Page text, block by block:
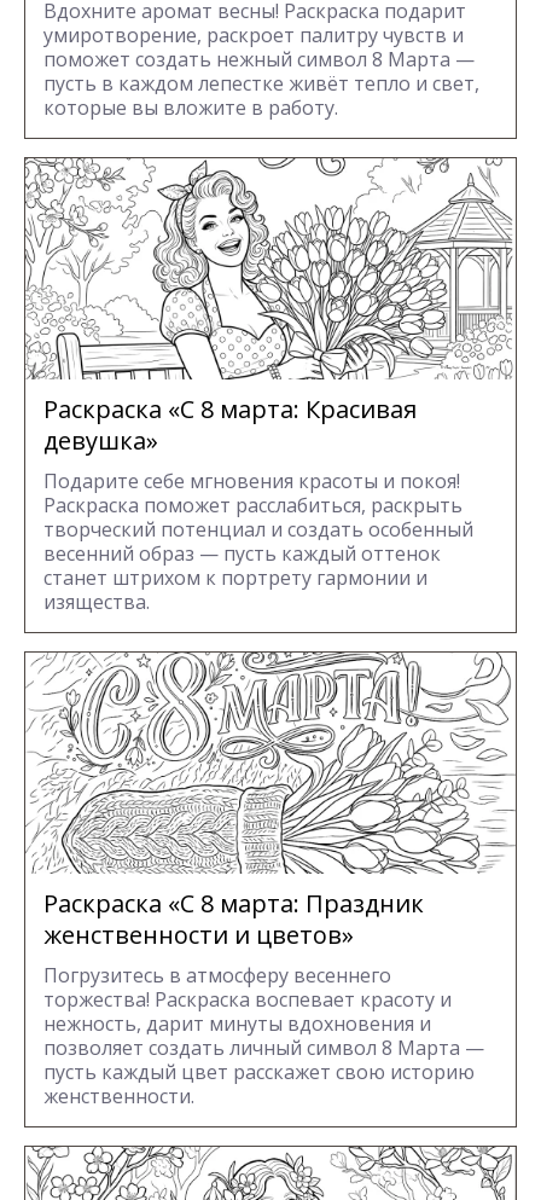
Вдохните аромат весны! Раскраска подарит
умиротворение, раскроет палитру чувств и
поможет создать нежный символ 8 Марта —
пусть в каждом лепестке живёт тепло и свет,
которые вы вложите в работу.
Раскраска «С 8 марта: Красивая
девушка»
Подарите себе мгновения красоты и покоя!
Раскраска поможет расслабиться, раскрыть
творческий потенциал и создать особенный
весенний образ — пусть каждый оттенок
станет штрихом к портрету гармонии и
изящества.
Раскраска «С 8 марта: Праздник
женственности и цветов»
Погрузитесь в атмосферу весеннего
торжества! Раскраска воспевает красоту и
нежность, дарит минуты вдохновения и
позволяет создать личный символ 8 Марта —
пусть каждый цвет расскажет свою историю
женственности.